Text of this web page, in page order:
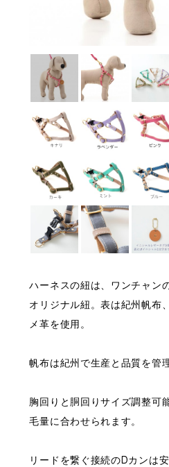
ハーネスの紐は、ワンチャン
オリジナル紐。表は紀州帆布
メ革を使用。
帆布は紀州で生産と品質を管
胸回りと胴回りサイズ調整可
毛量に合わせられます。
リードを繋ぐ接続のDカンは